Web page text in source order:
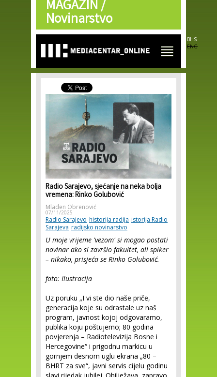
Skip to
main
content
MAGAZIN /
Novinarstvo
BHS
ENG
Radio Sarajevo, sjećanje na neka bolja
vremena: Rinko Golubović
Mladen Obrenović
07/11/2025
Radio Sarajevo historija radija istorija Radio
Sarajeva radijsko novinarstvo
U moje vrijeme 'vezom' si mogao postati
novinar ako si završio fakultet, ali spiker
– nikako, prisjeća se Rinko Golubović.
foto: Ilustracija
Uz poruku „I vi ste dio naše priče,
generacija koje su odrastale uz naš
program, javnost kojoj odgovaramo,
publika koju poštujemo; 80 godina
povjerenja – Radiotelevizija Bosne i
Hercegovine“ i prigodnu markicu u
gornjem desnom uglu ekrana „80 –
BHRT za sve“, javni servis cijelu godinu